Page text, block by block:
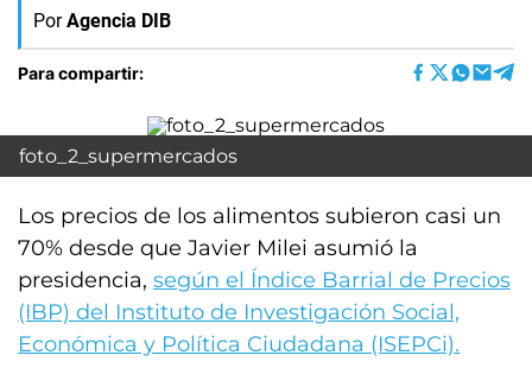
Por Agencia DIB
Para compartir:
foto_2_supermercados
Los precios de los alimentos subieron casi un
70% desde que Javier Milei asumió la
presidencia, según el Índice Barrial de Precios
(IBP) del Instituto de Investigación Social,
Económica y Política Ciudadana (ISEPCi).